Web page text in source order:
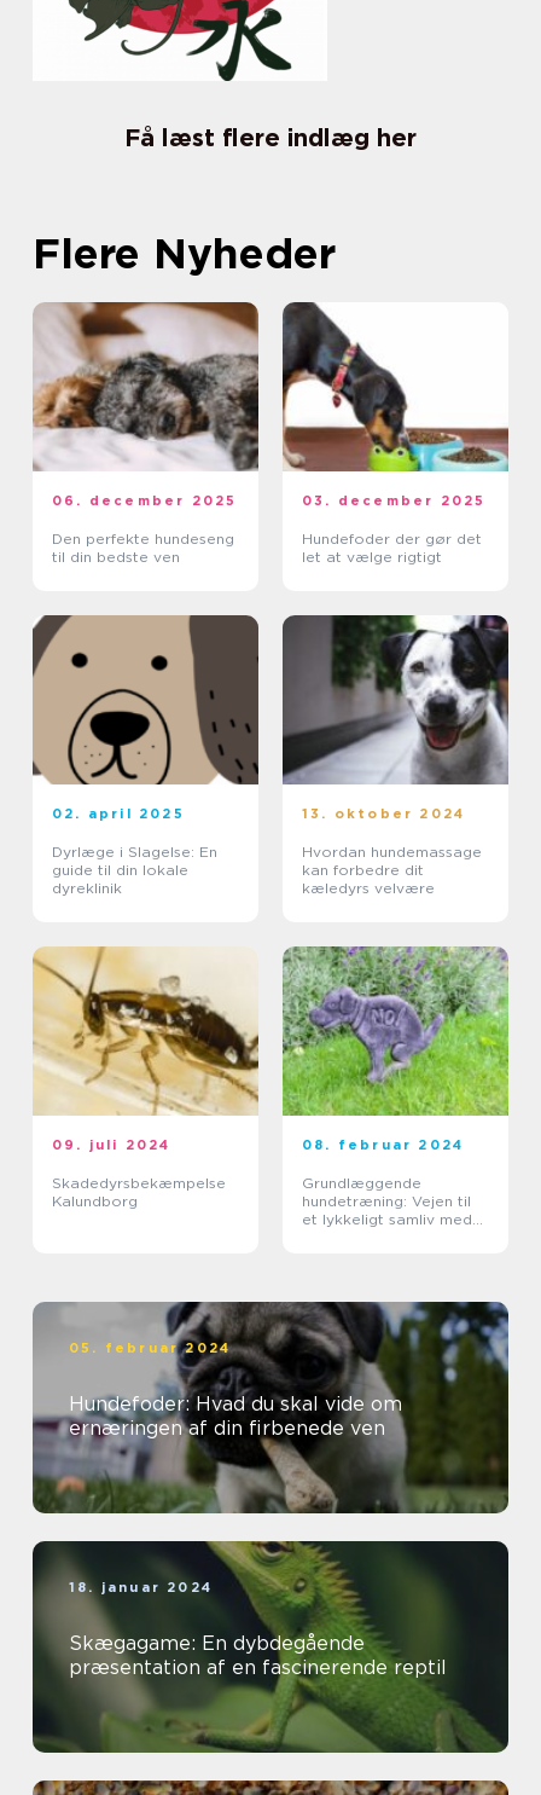
Få læst flere indlæg her
Flere Nyheder
06. december 2025
Den perfekte hundeseng
til din bedste ven
03. december 2025
Hundefoder der gør det
let at vælge rigtigt
02. april 2025
Dyrlæge i Slagelse: En
guide til din lokale
dyreklinik
13. oktober 2024
Hvordan hundemassage
kan forbedre dit
kæledyrs velvære
09. juli 2024
Skadedyrsbekæmpelse
Kalundborg
08. februar 2024
Grundlæggende
hundetræning: Vejen til
et lykkeligt samliv med
05. februar 2024
Hundefoder: Hvad du skal vide om
ernæringen af din firbenede ven
18. januar 2024
Skægagame: En dybdegående
præsentation af en fascinerende reptil